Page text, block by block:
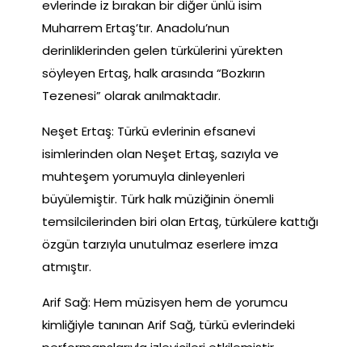
evlerinde iz bırakan bir diğer ünlü isim
Muharrem Ertaş’tır. Anadolu’nun
derinliklerinden gelen türkülerini yürekten
söyleyen Ertaş, halk arasında “Bozkırın
Tezenesi” olarak anılmaktadır.
Neşet Ertaş: Türkü evlerinin efsanevi
isimlerinden olan Neşet Ertaş, sazıyla ve
muhteşem yorumuyla dinleyenleri
büyülemiştir. Türk halk müziğinin önemli
temsilcilerinden biri olan Ertaş, türkülere kattığı
özgün tarzıyla unutulmaz eserlere imza
atmıştır.
Arif Sağ: Hem müzisyen hem de yorumcu
kimliğiyle tanınan Arif Sağ, türkü evlerindeki